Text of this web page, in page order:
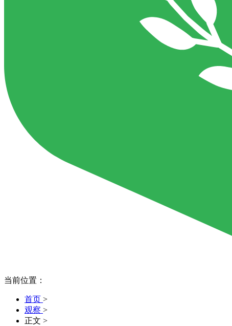
当前位置：
首页 >
观察 >
正文 >